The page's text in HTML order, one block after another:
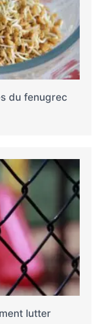
du fenugrec
lutter